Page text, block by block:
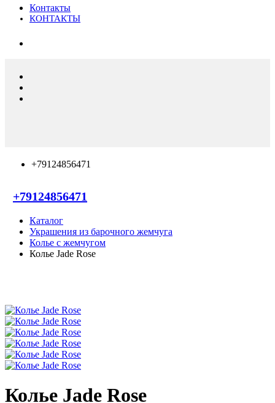
Контакты
КОНТАКТЫ
+79124856471
+79124856471
Каталог
Украшения из барочного жемчуга
Колье с жемчугом
Колье Jade Rose
Колье Jade Rose